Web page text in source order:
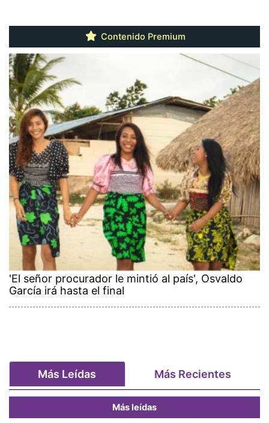
Contenido Premium
'El señor procurador le mintió al país', Osvaldo
García irá hasta el final
Más Leídas Más Recientes
Más leídas